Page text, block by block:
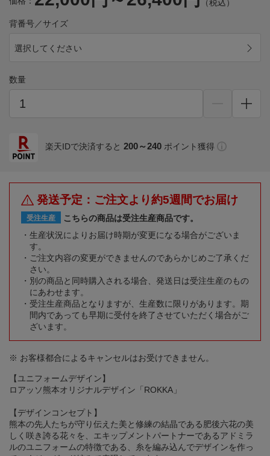
（税込）
背番号／サイズ
選択してください
数量
楽天IDで決済すると 200～240 ポイント獲得
発送予定：ご注文より約5週間でお届け
受注生産
こちらの商品は受注生産商品です。
生産状況によりお届け時期が変更になる場合がございま
す。
ご注文内容の変更ができませんのであらかじめご了承くだ
さい。
別の商品と同時購入される場合、発送日は受注生産のもの
にあわせます。
受注生産商品となりますが、生産数に限りがあります。期
間内であっても早期に受付を終了させていただく場合がご
ざいます。
※ お客様都合によるキャンセルはお受けできません。
【ユニフォームデザイン】
ロアッソ熊本オリジナルデザイン「ROKKA」
【デザインコンセプト】
熊本の先人たちが守り伝えた美と修練の結晶である肥後六花の美
しく咲き誇る花々を、エキップメントパートナーであるアドミラ
ルのユニフォームの特徴である、糸を編み込んでデザインを作っ